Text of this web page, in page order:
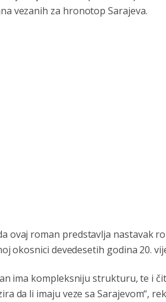
vezanih za hronotop Sarajeva.
ovaj roman predstavlja nastavak
okosnici devedesetih godina 20.
ima kompleksniju strukturu, te i
da li imaju veze sa Sarajevom“,